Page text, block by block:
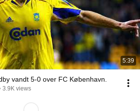
5:39
vandt 5-0 over FC København.
3.9K views